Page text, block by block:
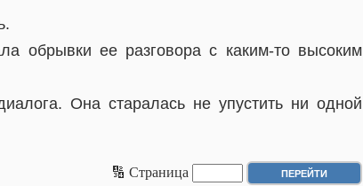
обрывки ее разговора с каким-то высоким
Она старалась не упустить ни одной
🔢 Страница